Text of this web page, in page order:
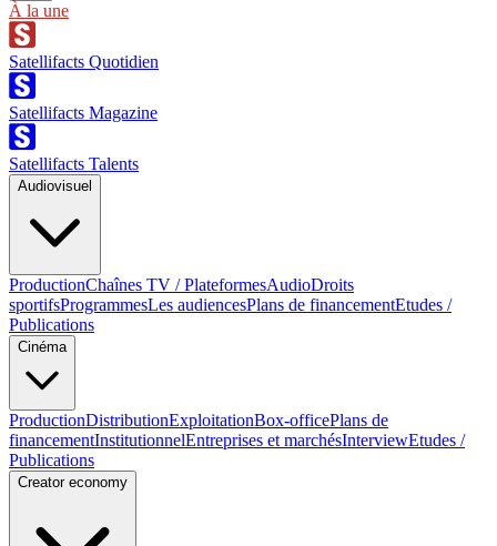
À la une
Satellifacts Quotidien
Satellifacts Magazine
Satellifacts Talents
Audiovisuel
ProductionChaînes TV / PlateformesAudioDroits
sportifsProgrammesLes audiencesPlans de financementEtudes /
Publications
Cinéma
ProductionDistributionExploitationBox-officePlans de
financementInstitutionnelEntreprises et marchésInterviewEtudes /
Publications
Creator economy